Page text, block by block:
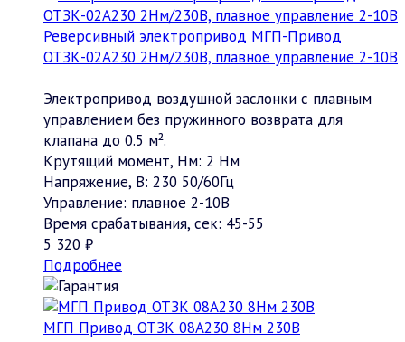
Реверсивный электропривод МГП-Привод
ОТЗК-02А230 2Нм/230В, плавное управление 2-10В
Электропривод воздушной заслонки с плавным
управлением без пружинного возврата для
клапана до 0.5 м².
Крутящий момент, Нм: 2 Нм
Напряжение, В: 230 50/60Гц
Управление: плавное 2-10В
Время срабатывания, сек: 45-55
5 320 ₽
Подробнее
МГП Привод ОТЗК 08А230 8Нм 230В